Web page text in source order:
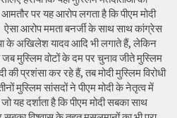
पर यह आरोप लगता है कि पीएम मोदी
ऐसा आरोप ममता बनर्जी के साथ साथ कांग्रेस
के अखिलेश यादव आदि भी लगाते हैं, लेकिन
मुस्लिम वोटों के दम पर चुनाव जीते मुस्लिम
की प्रशंसा कर रहे हैं, तब मोदी मुस्लिम विरोधी
मुस्लिम सांसदों ने पीएम मोदी के नेतृत्व में
यह दर्शाता है कि पीएम मोदी सबका साथ